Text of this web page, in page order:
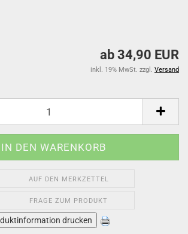
ab 34,90 EUR
inkl. 19% MwSt. zzgl. Versand
AUF DEN MERKZETTEL
FRAGE ZUM PRODUKT
drucken